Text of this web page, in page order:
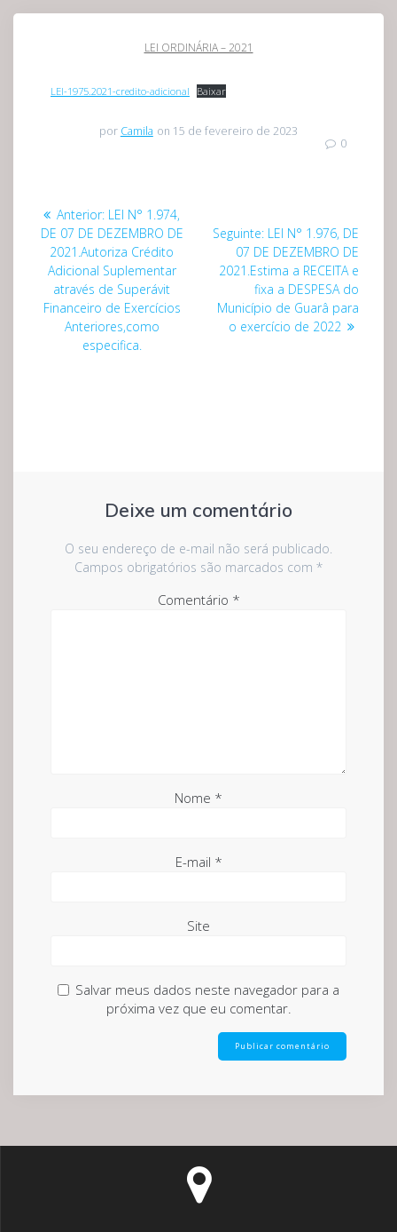
LEI ORDINÁRIA – 2021
LEI-1975.2021-credito-adicional Baixar
por Camila on 15 de fevereiro de 2023
0
Navegação
de
Post
Anterior: Post
anterior:
LEI N° 1.974,
DE 07 DE DEZEMBRO DE
2021.Autoriza Crédito
Adicional Suplementar
através de Superávit
Financeiro de Exercícios
Anteriores,como
especifica.
Seguinte: Post
seguinte:
LEI N° 1.976, DE
07 DE DEZEMBRO DE
2021.Estima a RECEITA e
fixa a DESPESA do
Município de Guarâ para
o exercício de 2022
Deixe um comentário
O seu endereço de e-mail não será publicado.
Campos obrigatórios são marcados com *
Comentário *
Nome *
E-mail *
Site
Salvar meus dados neste navegador para a
próxima vez que eu comentar.